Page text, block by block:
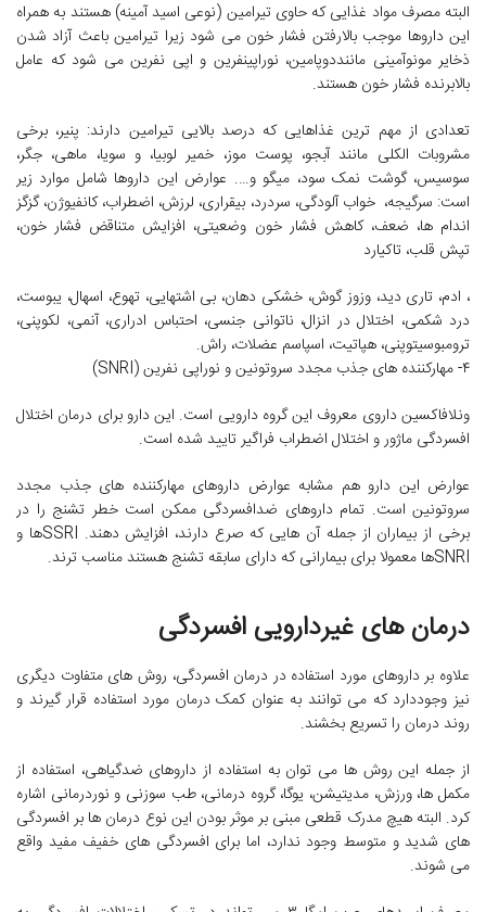
البته مصرف مواد غذایی که حاوی تیرامین (نوعی اسید آمینه) هستند به همراه
این داروها موجب بالارفتن فشار خون می شود زیرا تیرامین باعث آزاد شدن
ذخایر مونوآمینی ماننددوپامین، نوراپینفرین و اپی نفرین می شود که عامل
بالابرنده فشار خون هستند.
تعدادی از مهم ترین غذاهایی که درصد بالایی تیرامین دارند: پنیر، برخی
مشروبات الکلی مانند آبجو، پوست موز، خمیر لوبیا، و سویا، ماهی، جگر،
سوسیس، گوشت نمک سود، میگو و…. عوارض این داروها شامل موارد زیر
است: سرگیجه، خواب آلودگی، سردرد، بیقراری، لرزش، اضطراب، کانفیوژن، گزگز
اندام ها، ضعف، کاهش فشار خون وضعیتی، افزایش متناقض فشار خون،
تپش قلب، تاکیارد
، ادم، تاری دید، وزوز گوش، خشکی دهان، بی اشتهایی، تهوع، اسهال، یبوست،
درد شکمی، اختلال در انزال، ناتوانی جنسی، احتباس ادراری، آنمی، لکوپنی،
ترومبوسیتوپنی، هپاتیت، اسپاسم عضلات، راش.
۴- مهارکننده های جذب مجدد سروتونین و نوراپی نفرین (SNRI)
ونلافاکسین داروی معروف این گروه دارویی است. این دارو برای درمان اختلال
افسردگی ماژور و اختلال اضطراب فراگیر تایید شده است.
عوارض این دارو هم مشابه عوارض داروهای مهارکننده های جذب مجدد
سروتونین است. تمام داروهای ضدافسردگی ممکن است خطر تشنج را در
برخی از بیماران از جمله آن هایی که صرع دارند، افزایش دهند. SSRIها و
SNRIها معمولا برای بیمارانی که دارای سابقه تشنج هستند مناسب ترند.
درمان های غیردارویی افسردگی
علاوه بر داروهای مورد استفاده در درمان افسردگی، روش های متفاوت دیگری
نیز وجوددارد که می توانند به عنوان کمک درمان مورد استفاده قرار گیرند و
روند درمان را تسریع بخشند.
از جمله این روش ها می توان به استفاده از داروهای ضدگیاهی، استفاده از
مکمل ها، ورزش، مدیتیشن، یوگا، گروه درمانی، طب سوزنی و نوردرمانی اشاره
کرد. البته هیچ مدرک قطعی مبنی بر موثر بودن این نوع درمان ها بر افسردگی
های شدید و متوسط وجود ندارد، اما برای افسردگی های خفیف مفید واقع
می شوند.